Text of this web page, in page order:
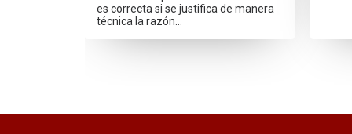
es correcta si se justifica de manera
técnica la razón…